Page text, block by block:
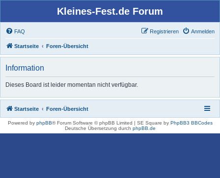
Kleines-Fest.de Forum
FAQ Anmelden
Registrieren
Startseite Foren-Übersicht
Information
Dieses Board ist leider momentan nicht verfügbar.
Startseite Foren-Übersicht
Powered by phpBB® Forum Software © phpBB Limited | SE Square by PhpBB3 BBCodes
Deutsche Übersetzung durch phpBB.de